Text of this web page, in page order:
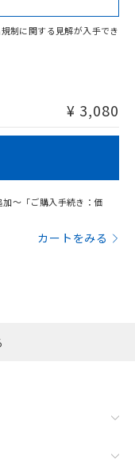
ります。
制に関する見解が入手でき
¥ 3,080
～「ご購入手続き：価
カートをみる